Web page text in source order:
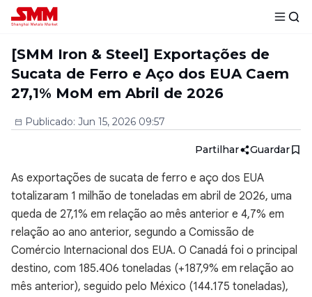
[SMM Iron & Steel] Exportações de
Sucata de Ferro e Aço dos EUA Caem
27,1% MoM em Abril de 2026
Publicado: Jun 15, 2026 09:57
Partilhar Guardar
As exportações de sucata de ferro e aço dos EUA
totalizaram 1 milhão de toneladas em abril de 2026, uma
queda de 27,1% em relação ao mês anterior e 4,7% em
relação ao ano anterior, segundo a Comissão de
Comércio Internacional dos EUA. O Canadá foi o principal
destino, com 185.406 toneladas (+187,9% em relação ao
mês anterior), seguido pelo México (144.175 toneladas),